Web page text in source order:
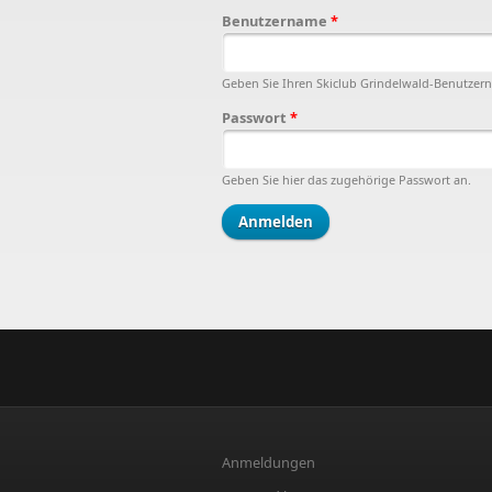
Benutzername *
Geben Sie Ihren Skiclub Grindelwald-
Passwort *
Geben Sie hier das zugehörige Passwort an.
Anmeldungen